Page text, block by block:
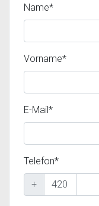
Name*
Vorname*
E-Mail*
Telefon*
+